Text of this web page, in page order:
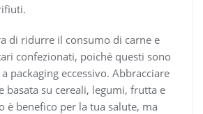
di ridurre il consumo di carne e
confezionati, poiché questi sono
packaging eccessivo. Abbracciare
basata su cereali, legumi, frutta e
è benefico per la tua salute, ma